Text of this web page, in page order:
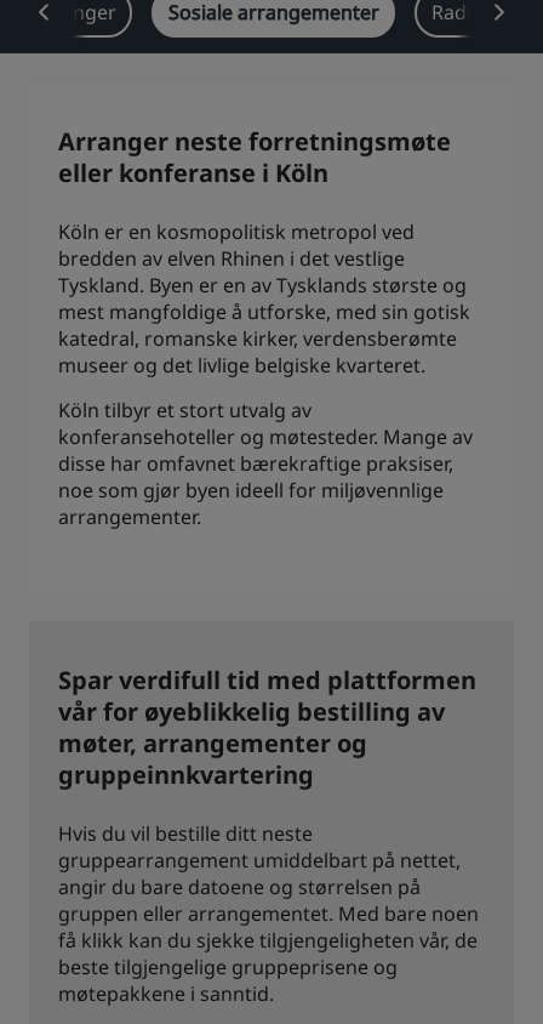
Park Plaza Park Inn by Radisson
Prize by Radisson Country Inn & Suites
Tilknyttede merker i Kina
Jin Jiang
Kunlun Golden Tulip
Se bloggen vår
Sosiale arrangementer Radisson
Arranger neste forretningsmøte
eller konferanse i Köln
Köln er en kosmopolitisk metropol ved
bredden av elven Rhinen i det vestlige
Tyskland. Byen er en av Tysklands største og
mest mangfoldige å utforske, med sin gotisk
katedral, romanske kirker, verdensberømte
museer og det livlige belgiske kvarteret.
Köln tilbyr et stort utvalg av
konferansehoteller og møtesteder. Mange av
disse har omfavnet bærekraftige praksiser,
noe som gjør byen ideell for miljøvennlige
arrangementer.
Spar verdifull tid med plattformen
vår for øyeblikkelig bestilling av
møter, arrangementer og
gruppeinnkvartering
Hvis du vil bestille ditt neste
gruppearrangement umiddelbart på nettet,
angir du bare datoene og størrelsen på
gruppen eller arrangementet. Med bare noen
få klikk kan du sjekke tilgjengeligheten vår, de
beste tilgjengelige gruppeprisene og
møtepakkene i sanntid.